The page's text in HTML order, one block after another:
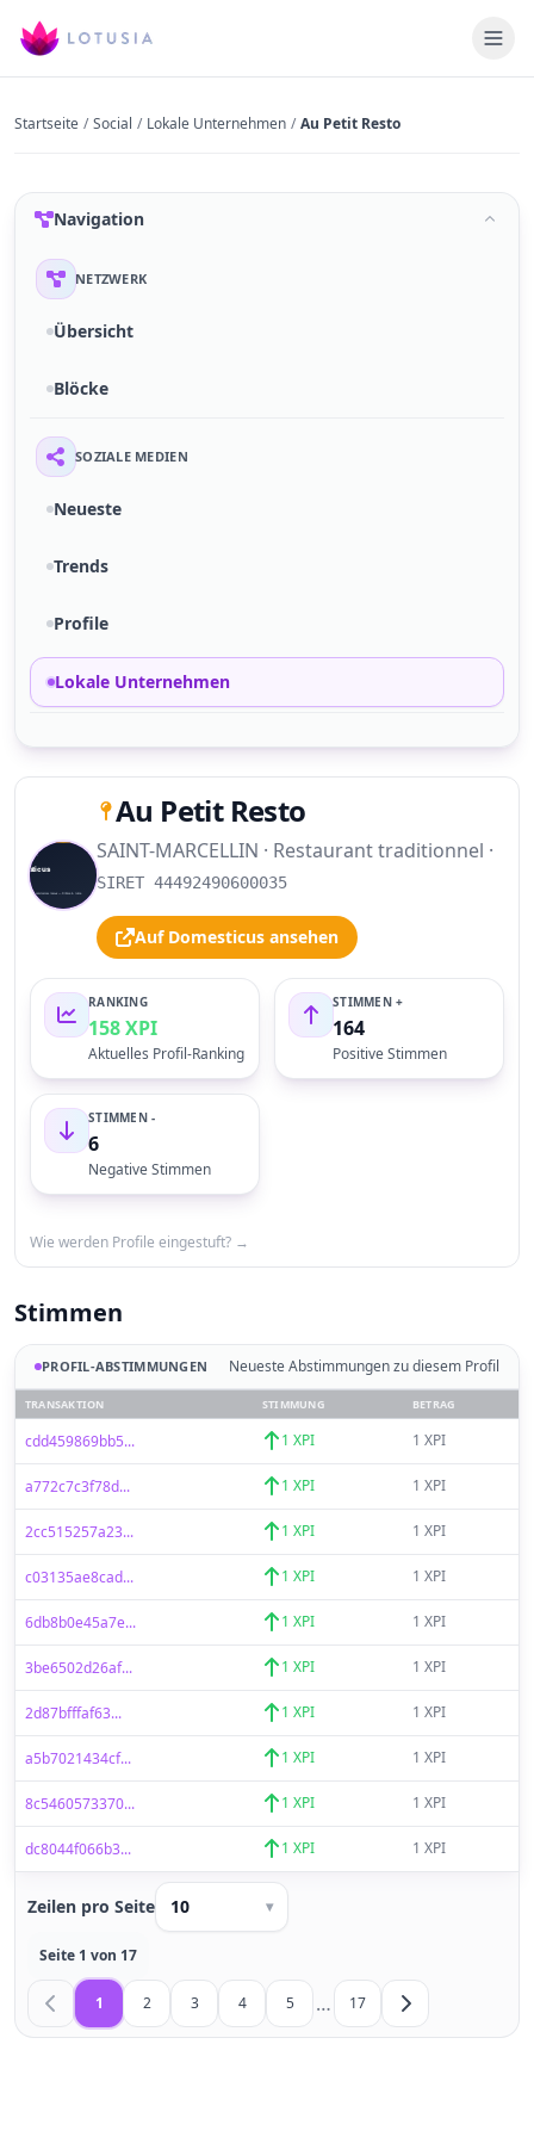
Startseite / Social / Lokale Unternehmen / Au Petit Resto
Navigation
NETZWERK
Übersicht
Blöcke
SOZIALE MEDIEN
Neueste
Trends
Profile
Lokale Unternehmen
Au Petit Resto
SAINT-MARCELLIN · Restaurant traditionnel ·
SIRET 44492490600035
Auf Domesticus ansehen
RANKING
158 XPI
Aktuelles Profil-Ranking
STIMMEN +
164
Positive Stimmen
STIMMEN -
6
Negative Stimmen
Wie werden Profile eingestuft? →
Stimmen
PROFIL-ABSTIMMUNGEN Neueste Abstimmungen zu diesem Profil
TRANSAKTION STIMMUNG BETRAG
cdd459869bb5... 1 XPI 1 XPI
a772c7c3f78d... 1 XPI 1 XPI
2cc515257a23... 1 XPI 1 XPI
c03135ae8cad... 1 XPI 1 XPI
6db8b0e45a7e... 1 XPI 1 XPI
3be6502d26af... 1 XPI 1 XPI
2d87bfffaf63... 1 XPI 1 XPI
a5b7021434cf... 1 XPI 1 XPI
8c5460573370... 1 XPI 1 XPI
dc8044f066b3... 1 XPI 1 XPI
Zeilen pro Seite 10 ▾
Seite 1 von 17
1 2 3 4 5 … 17